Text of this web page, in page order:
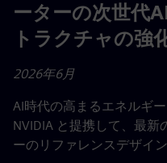
ーターの次世代
トラクチャの強
2026年6月
AI時代の高まるエネルギ
NVIDIA と提携して、最新
ーのリファレンスデザイ